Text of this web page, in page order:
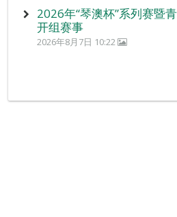
2026年“琴澳杯”系列赛暨
开组赛事
2026年8月7日 10:22